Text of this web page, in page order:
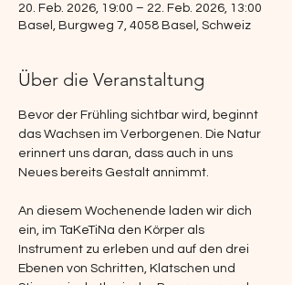
20. Feb. 2026, 19:00 – 22. Feb. 2026, 13:00
Basel, Burgweg 7, 4058 Basel, Schweiz
Über die Veranstaltung
Bevor der Frühling sichtbar wird, beginnt
das Wachsen im Verborgenen. Die Natur
erinnert uns daran, dass auch in uns
Neues bereits Gestalt annimmt.
An diesem Wochenende laden wir dich
ein, im TaKeTiNa den Körper als
Instrument zu erleben und auf den drei
Ebenen von Schritten, Klatschen und